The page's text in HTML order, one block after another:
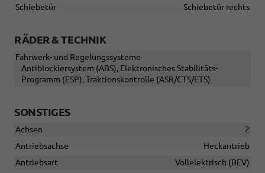
Schiebetür
Schiebetür rechts
RÄDER & TECHNIK
Fahrwerk- und Regelungssysteme
Antiblockiersystem (ABS), Elektronisches Stabilitäts-
Programm (ESP), Traktionskontrolle (ASR/CTS/ETS)
SONSTIGES
Achsen
2
Antriebsachse
Heckantrieb
Antriebsart
Vollelektrisch (BEV)